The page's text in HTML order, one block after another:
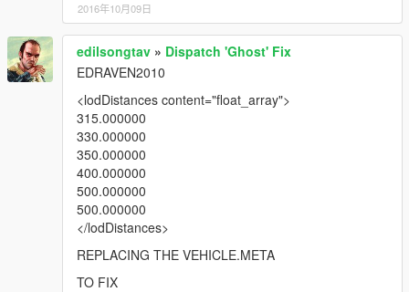
2016年10月09日
edilsongtav » Dispatch 'Ghost' Fix
EDRAVEN2010
<lodDistances content="float_array">
315.000000
330.000000
350.000000
400.000000
500.000000
500.000000
</lodDistances>
REPLACING THE VEHICLE.META
TO FIX